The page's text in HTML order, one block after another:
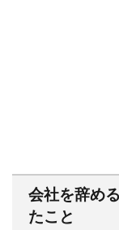
会社を辞め
たこと